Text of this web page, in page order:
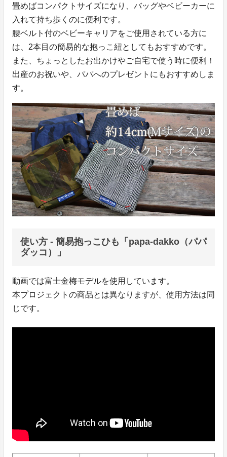
畳めばコンパクトサイズになり、バッグやベビーカーに
入れて持ち歩くのに便利です。
腰ベルト付のベビーキャリアをご使用されている方に
は、2本目の簡易的な抱っこ紐としてもおすすめです。
また、ちょっとしたお出かけやご自宅で使う時に便利！
出産のお祝いや、パパへのプレゼントにもおすすめしま
す。
使い方 - 簡易抱っこひも「papa-dakko（パパ
ダッコ）」
動画では富士金梅モデルを使用しています。
本プロジェクトの商品とは異なりますが、使用方法は同
じです。